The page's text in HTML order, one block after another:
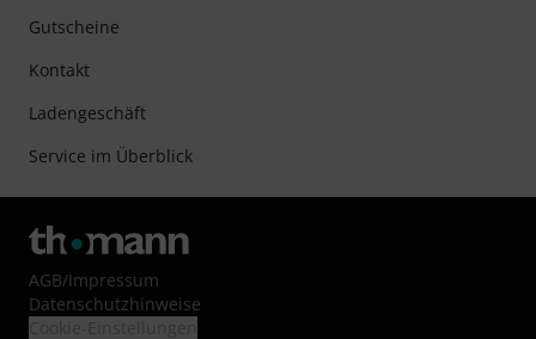
Gutscheine
Kontakt
Ladengeschäft
Service im Überblick
AGB/Impressum
Datenschutzhinweise